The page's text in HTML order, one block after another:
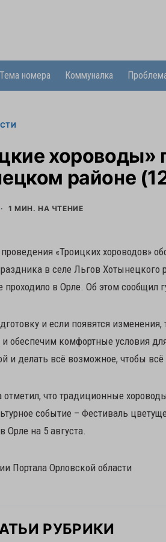
Тема номера Коммуналка
хороводы»
районе
1 МИН. НА ЧТЕНИЕ
«Троицких хороводов»
в селе Льгов Хотынецкого
проходило в Орле. Об этом сообщил
и если появятся
и обеспечим комфортные условия
и делать всё возможное, чтобы
отметил, что традиционные
событие – Фестиваль
Орле на 5 августа.
Портала Орловской области
РУБРИКИ